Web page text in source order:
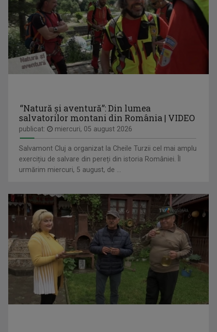
VEDERE CU OLTENI
O emisiune despre oameni, fapte şi întâmplări ...
RAFINAMENT PLUS
LAVINIA DANDOCI
Jurnalist TV - Compartiment Minorități TVR ...
“Natură și aventură”: Din lumea
salvatorilor montani din România | VIDEO
publicat: miercuri, 05 august 2026
Salvamont Cluj a organizat la Cheile Turzii cel mai amplu
exercițiu de salvare din pereți din istoria României. Îl
urmărim miercuri, 5 august, de ...